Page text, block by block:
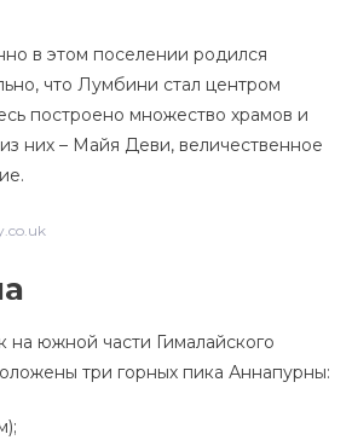
в этом поселении родился
что Лумбини стал центром
построено множество храмов и
них – Майя Деви, величественное
на южной части Гималайского
три горных пика Аннапурны: